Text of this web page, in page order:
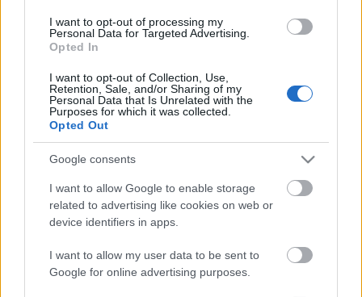
I want to opt-out of processing my
Personal Data for Targeted Advertising.
Opted In
I want to opt-out of Collection, Use,
Retention, Sale, and/or Sharing of my
Personal Data that Is Unrelated with the
Purposes for which it was collected.
Opted Out
Google consents
I want to allow Google to enable storage
related to advertising like cookies on web or
device identifiers in apps.
I want to allow my user data to be sent to
Google for online advertising purposes.
További tartalmakFacebookésYouTube
csatornánkon. Kövess minket ott is!